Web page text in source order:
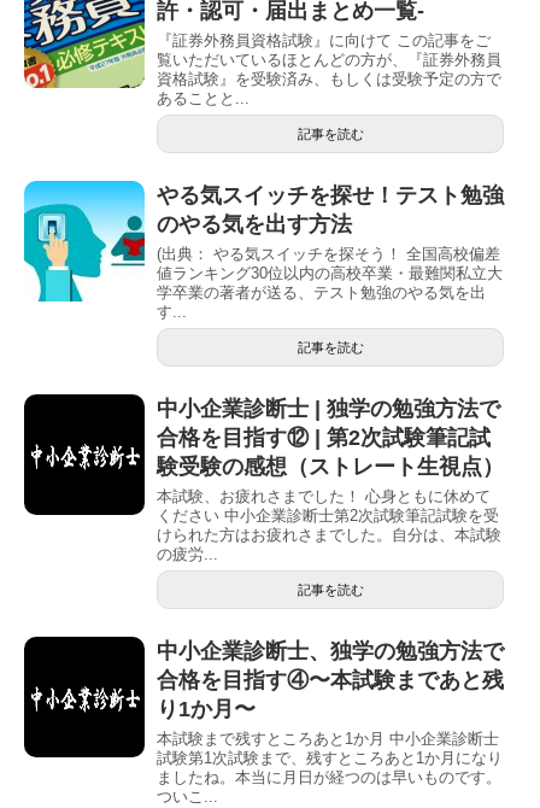
許・認可・届出まとめ一覧-
『証券外務員資格試験』に向けて この記事をご
覧いただいているほとんどの方が、『証券外務員
資格試験』を受験済み、もしくは受験予定の方で
あることと...
記事を読む
やる気スイッチを探せ！テスト勉強
のやる気を出す方法
(出典： やる気スイッチを探そう！ 全国高校偏差
値ランキング30位以内の高校卒業・最難関私立大
学卒業の著者が送る、テスト勉強のやる気を出
す...
記事を読む
中小企業診断士 | 独学の勉強方法で
合格を目指す⑫ | 第2次試験筆記試
験受験の感想（ストレート生視点）
本試験、お疲れさまでした！ 心身ともに休めて
ください 中小企業診断士第2次試験筆記試験を受
けられた方はお疲れさまでした。自分は、本試験
の疲労...
記事を読む
中小企業診断士、独学の勉強方法で
合格を目指す④〜本試験まであと残
り1か月〜
本試験まで残すところあと1か月 中小企業診断士
試験第1次試験まで、残すところあと1か月になり
ましたね。本当に月日が経つのは早いものです。
ついこ...